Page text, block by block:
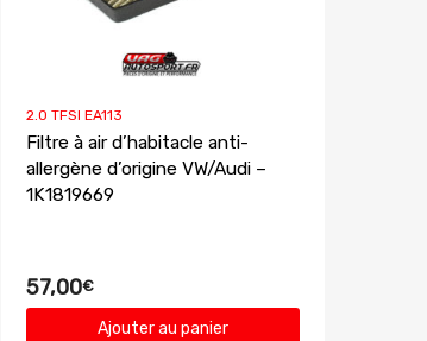
2.0 TFSI EA113
Filtre à air d’habitacle anti-
allergène d’origine VW/Audi –
1K1819669
57,00€
Ajouter au panier